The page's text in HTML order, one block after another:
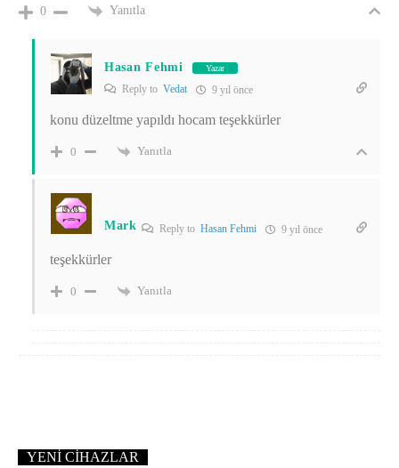
0 Yanıtla
Hasan Fehmi Yazar
Reply to Vedat 9 yıl önce
konu düzeltme yapıldı hocam teşekkürler
0 Yanıtla
Mark Reply to Hasan Fehmi 9 yıl önce
teşekkürler
0 Yanıtla
YENI CIHAZLAR